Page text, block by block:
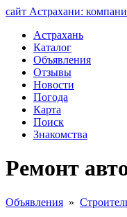
сайт Астрахани:
Астрахань
Каталог
Объявления
Отзывы
Новости
Погода
Карта
Поиск
Знакомства
Ремонт
Объявления »